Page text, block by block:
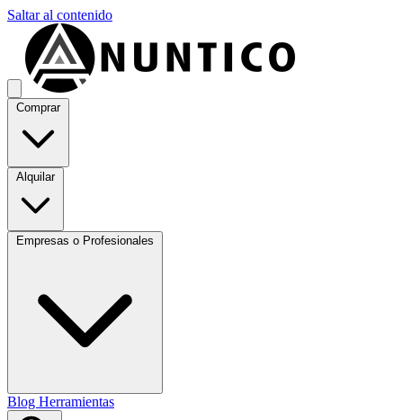
Saltar al contenido
Comprar
Alquilar
Empresas o Profesionales
Blog Herramientas